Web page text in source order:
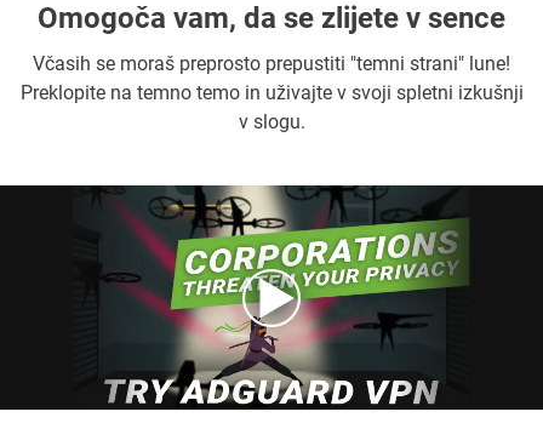
Omogoča vam, da se zlijete v sence
Včasih se moraš preprosto prepustiti "temni strani" lune!
Preklopite na temno temo in uživajte v svoji spletni izkušnji
v slogu.